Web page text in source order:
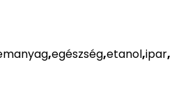
,egészség,etanol,ipar,